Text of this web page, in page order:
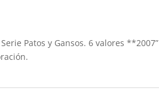
Patos y Gansos. 6 valores **2007”